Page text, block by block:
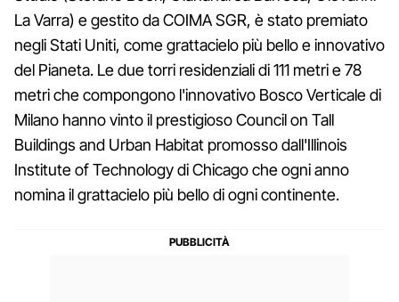
La Varra) e gestito da COIMA SGR, è stato premiato
negli Stati Uniti, come grattacielo più bello e innovativo
del Pianeta. Le due torri residenziali di 111 metri e 78
metri che compongono l'innovativo Bosco Verticale di
Milano hanno vinto il prestigioso Council on Tall
Buildings and Urban Habitat promosso dall'Illinois
Institute of Technology di Chicago che ogni anno
nomina il grattacielo più bello di ogni continente.